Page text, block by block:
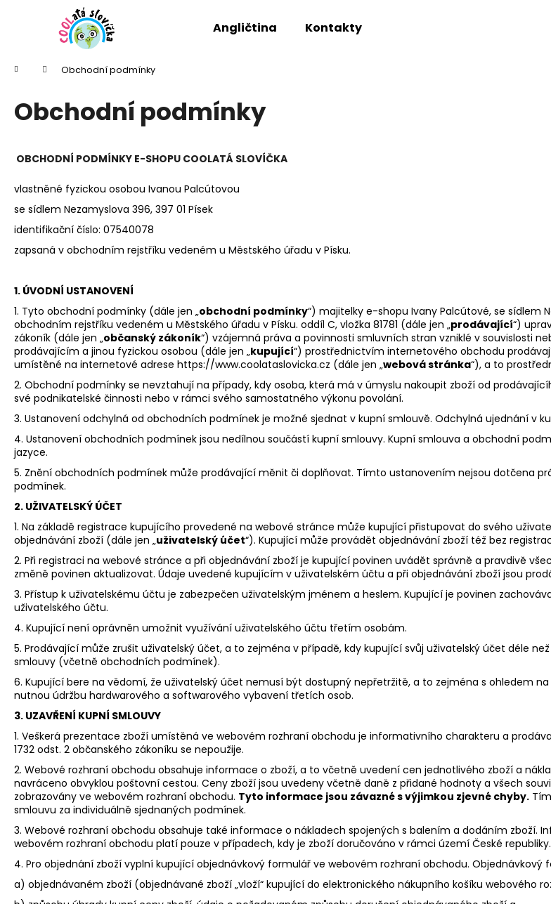
Angličtina Kontakty
Domů Obchodní podmínky
Obchodní podmínky
OBCHODNÍ PODMÍNKY E-SHOPU COOLATÁ SLOVÍČKA
vlastněné fyzickou osobou Ivanou Palcútovou
se sídlem Nezamyslova 396, 397 01 Písek
identifikační číslo: 07540078
zapsaná v obchodním rejstříku vedeném u Městského úřadu v Písku.
1. ÚVODNÍ USTANOVENÍ
1. Tyto obchodní podmínky (dále jen „obchodní podmínky“) majitelky e-shopu Ivany Palcútové, se sídlem
obchodním rejstříku vedeném u Městského úřadu v Písku. oddíl C, vložka 81781 (dále jen „prodávající“)
zákoník (dále jen „občanský zákoník“) vzájemná práva a povinnosti smluvních stran vzniklé v souvislosti
prodávajícím a jinou fyzickou osobou (dále jen „kupující“) prostřednictvím internetového obchodu
umístěné na internetové adrese https://www.coolataslovicka.cz (dále jen „webová stránka“), a to
2. Obchodní podmínky se nevztahují na případy, kdy osoba, která má v úmyslu nakoupit zboží od
své podnikatelské činnosti nebo v rámci svého samostatného výkonu povolání.
3. Ustanovení odchylná od obchodních podmínek je možné sjednat v kupní smlouvě. Odchylná ujednání v
4. Ustanovení obchodních podmínek jsou nedílnou součástí kupní smlouvy. Kupní smlouva a obchodní
jazyce.
5. Znění obchodních podmínek může prodávající měnit či doplňovat. Tímto ustanovením nejsou dotčena
podmínek.
2. UŽIVATELSKÝ ÚČET
1. Na základě registrace kupujícího provedené na webové stránce může kupující přistupovat do svého
objednávání zboží (dále jen „uživatelský účet“). Kupující může provádět objednávání zboží též bez
2. Při registraci na webové stránce a při objednávání zboží je kupující povinen uvádět správně a pravdivě
změně povinen aktualizovat. Údaje uvedené kupujícím v uživatelském účtu a při objednávání zboží jsou
3. Přístup k uživatelskému účtu je zabezpečen uživatelským jménem a heslem. Kupující je povinen
uživatelského účtu.
4. Kupující není oprávněn umožnit využívání uživatelského účtu třetím osobám.
5. Prodávající může zrušit uživatelský účet, a to zejména v případě, kdy kupující svůj uživatelský účet déle
smlouvy (včetně obchodních podmínek).
6. Kupující bere na vědomí, že uživatelský účet nemusí být dostupný nepřetržitě, a to zejména s ohledem
nutnou údržbu hardwarového a softwarového vybavení třetích osob.
3. UZAVŘENÍ KUPNÍ SMLOUVY
1. Veškerá prezentace zboží umístěná ve webovém rozhraní obchodu je informativního charakteru a
1732 odst. 2 občanského zákoníku se nepoužije.
2. Webové rozhraní obchodu obsahuje informace o zboží, a to včetně uvedení cen jednotlivého zboží a
navráceno obvyklou poštovní cestou. Ceny zboží jsou uvedeny včetně daně z přidané hodnoty a všech
zobrazovány ve webovém rozhraní obchodu. Tyto informace jsou závazné s výjimkou zjevné chyby.
smlouvu za individuálně sjednaných podmínek.
3. Webové rozhraní obchodu obsahuje také informace o nákladech spojených s balením a dodáním zboží.
webovém rozhraní obchodu platí pouze v případech, kdy je zboží doručováno v rámci území České republiky.
4. Pro objednání zboží vyplní kupující objednávkový formulář ve webovém rozhraní obchodu.
a) objednávaném zboží (objednávané zboží „vloží“ kupující do elektronického nákupního košíku webového
Zpět
obchodu
Zpět
obchodu